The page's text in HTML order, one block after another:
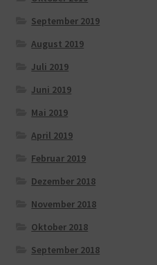
September 2019
August 2019
Juli 2019
Juni 2019
Mai 2019
April 2019
Februar 2019
Dezember 2018
November 2018
Oktober 2018
September 2018